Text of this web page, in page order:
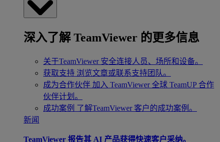
深入了解 TeamViewer 的更多信息
关于TeamViewer 安全连接人员、场所和设备。
获取支持 浏览文章或联系支持团队。
成为合作伙伴 加入 TeamViewer 全球 TeamUP 合作
伙伴计划。
成功案例 了解TeamViewer 客户的成功案例。
新闻
TeamViewer 报告其 AI 产品获得快速客户采纳。